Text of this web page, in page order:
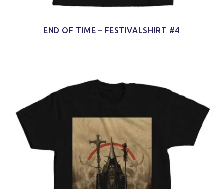
END OF TIME – FESTIVALSHIRT #4